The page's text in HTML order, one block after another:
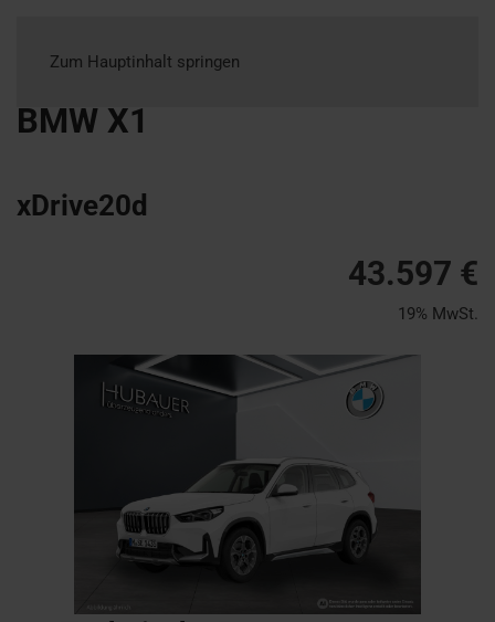
Zum Hauptinhalt springen
BMW X1
xDrive20d
43.597 €
19% MwSt.